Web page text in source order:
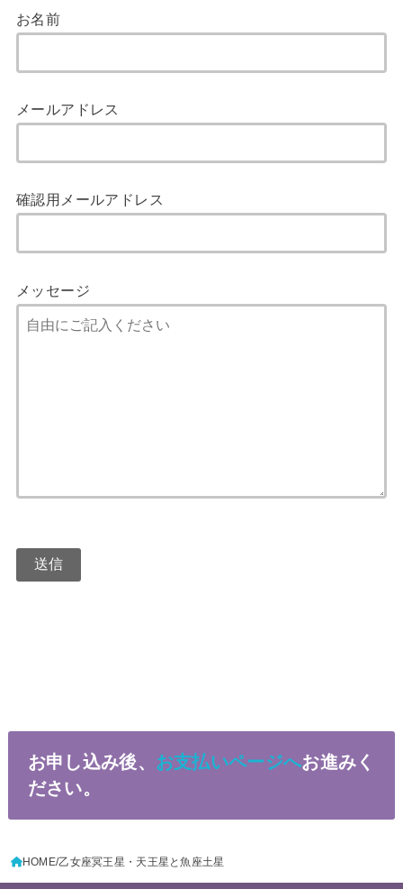
お名前
メールアドレス
確認用メールアドレス
メッセージ
お申し込み後、 お支払いページへお進みく
ださい。
HOME 乙女座冥王星・天王星と魚座土星